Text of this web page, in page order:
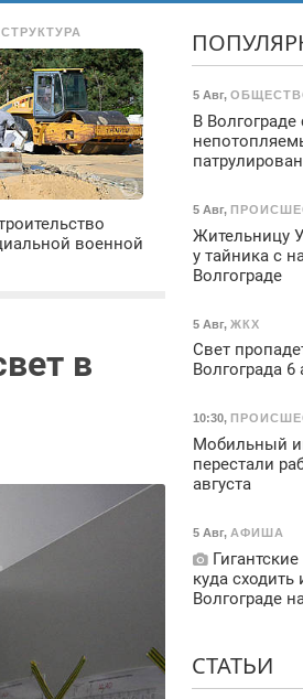
военной
в
5 Авг,
В Волгограде
5 Авг,
Жительницу
у тайника с
Волгограде
5 Авг, ЖКХ
Свет
Волгограда 6
10:30,
Мобильный
перестали
августа
5 Авг, АФИША
куда сходить
Волгограде
СТАТЬИ